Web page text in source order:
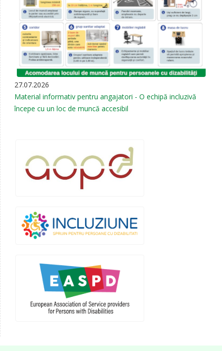
27.07.2026
Material informativ pentru angajatori - O echipă incluzivă
începe cu un loc de muncă accesibil